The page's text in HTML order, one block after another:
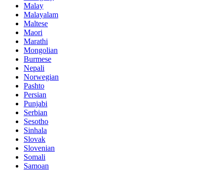
Malay
Malayalam
Maltese
Maori
Marathi
Mongolian
Burmese
Nepali
Norwegian
Pashto
Persian
Punjabi
Serbian
Sesotho
Sinhala
Slovak
Slovenian
Somali
Samoan